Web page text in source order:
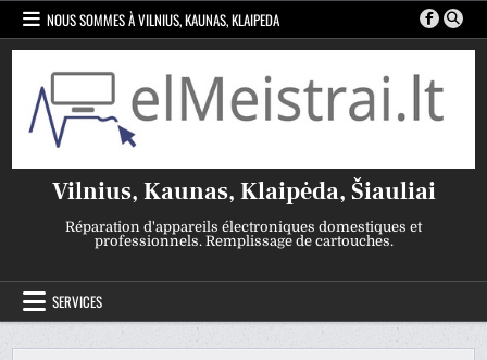
Skip
content
NOUS SOMMES À VILNIUS, KAUNAS, KLAIPEDA
Vilnius, Kaunas, Klaipėda, Šiauliai
Réparation d'appareils électroniques domestiques et
professionnels. Remplissage de cartouches.
SERVICES